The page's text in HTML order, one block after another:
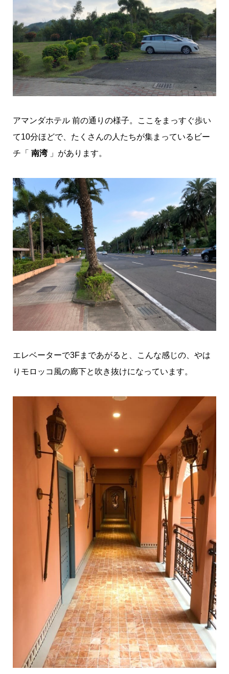
アマンダホテル 前の通りの様子。ここをまっすぐ歩い
て10分ほどで、たくさんの人たちが集まっているビー
チ「 南湾」があります。
エレベーターで3Fまであがると、こんな感じの、やは
りモロッコ風の廊下と吹き抜けになっています。